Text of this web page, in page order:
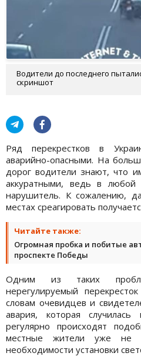
Водители до последнего
скриншот
Ряд перекрестков в
аварийно-опасными. На
дорог водители знают, что
аккуратными, ведь в любой
нарушитель. К сожалению,
местах среагировать
Читайте также:
Огромная пробка и побитые
проспекте Победы
Одним из таких
нерегулируемый
словам очевидцев и
авария, которая
регулярно происходят
местные жители уже не
необходимости установки